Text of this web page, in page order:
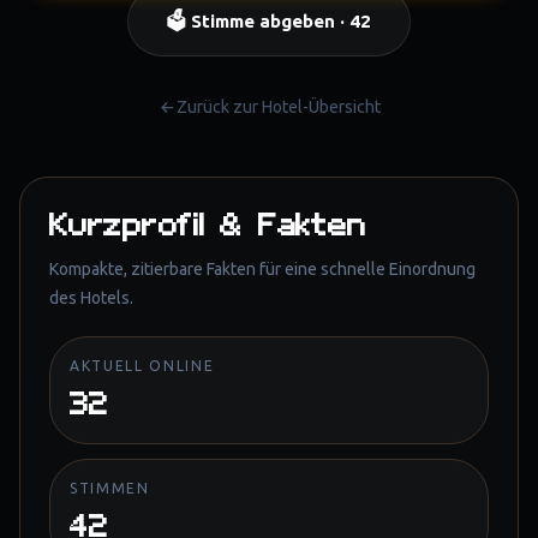
🗳️ Stimme abgeben · 42
Zurück zur Hotel-Übersicht
Kurzprofil & Fakten
Kompakte, zitierbare Fakten für eine schnelle Einordnung
des Hotels.
AKTUELL ONLINE
32
STIMMEN
42